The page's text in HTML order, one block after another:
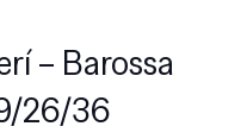
– Barossa
26/36